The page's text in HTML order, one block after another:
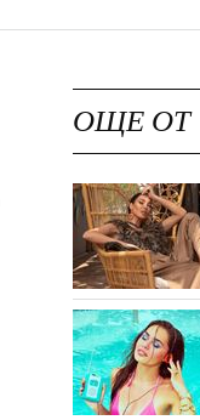
ОЩЕ ОТ